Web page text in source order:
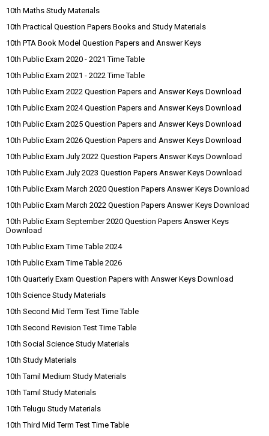
10th Maths Study Materials
10th Practical Question Papers Books and Study Materials
10th PTA Book Model Question Papers and Answer Keys
10th Public Exam 2020 - 2021 Time Table
10th Public Exam 2021 - 2022 Time Table
10th Public Exam 2022 Question Papers and Answer Keys Download
10th Public Exam 2024 Question Papers and Answer Keys Download
10th Public Exam 2025 Question Papers and Answer Keys Download
10th Public Exam 2026 Question Papers and Answer Keys Download
10th Public Exam July 2022 Question Papers Answer Keys Download
10th Public Exam July 2023 Question Papers Answer Keys Download
10th Public Exam March 2020 Question Papers Answer Keys Download
10th Public Exam March 2022 Question Papers Answer Keys Download
10th Public Exam September 2020 Question Papers Answer Keys
Download
10th Public Exam Time Table 2024
10th Public Exam Time Table 2026
10th Quarterly Exam Question Papers with Answer Keys Download
10th Science Study Materials
10th Second Mid Term Test Time Table
10th Second Revision Test Time Table
10th Social Science Study Materials
10th Study Materials
10th Tamil Medium Study Materials
10th Tamil Study Materials
10th Telugu Study Materials
10th Third Mid Term Test Time Table